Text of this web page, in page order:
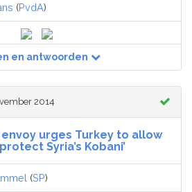
(PvdA)
en antwoorden
2014
envoy urges Turkey to allow
Syria’s Kobani’
(SP)